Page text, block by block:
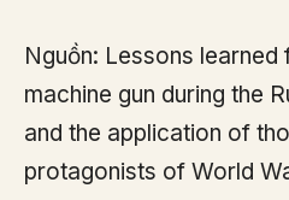
Nguồn: Lessons
machine gun during the
and the application of
protagonists of World